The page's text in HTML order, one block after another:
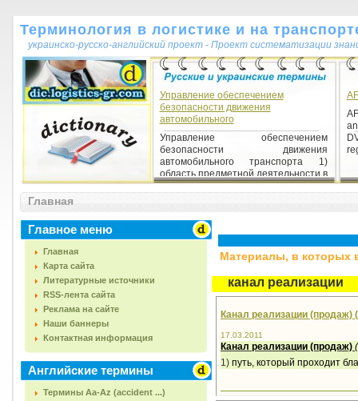
Терминология в логистике и на
украинско-русско-английский проект - Проект систематизации
Управление обеспечением
безопасности движения
автомобильного
Управление обеспечением
безопасности движения
автомобильного транспорта 1)
область предметной деятельности в
среде авто...
Главная
Главное меню
Главная
Карта сайта
Литературные источники
RSS-лента сайта
Реклама на сайте
Наши баннеры
Контактная информация
Английские термины
Термины Aa-Az (accident ...)
Материалы, в которых
канал реализации
Канал реализации (продаж)
17.03.2011
Канал реализации (продаж) (
1) путь, который проходит